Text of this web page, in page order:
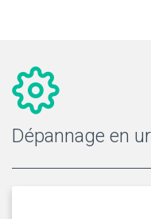
Dépannage en